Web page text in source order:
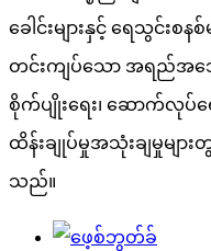
ခေါင်းများနှင့် ရေသွင်းစ
တင်းကျပ်သော အရည်အသွ
စိုက်ပျိုးရေး၊ ဆောက်လုပ်
ထိန်းချုပ်မှုအသုံးချမှုမျာ
သည်။